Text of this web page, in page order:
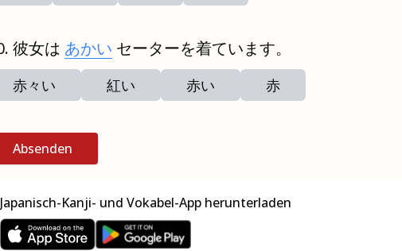
彼女は あかい セーターを着ています。
赤々い 紅い 赤い 赤
Absenden
Japanisch-Kanji- und Vokabel-App herunterladen